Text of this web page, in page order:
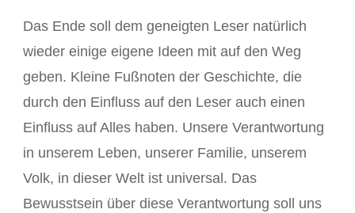
Das Ende soll dem geneigten Leser natürlich
wieder einige eigene Ideen mit auf den Weg
geben. Kleine Fußnoten der Geschichte, die
durch den Einfluss auf den Leser auch einen
Einfluss auf Alles haben. Unsere Verantwortung
in unserem Leben, unserer Familie, unserem
Volk, in dieser Welt ist universal. Das
Bewusstsein über diese Verantwortung soll uns